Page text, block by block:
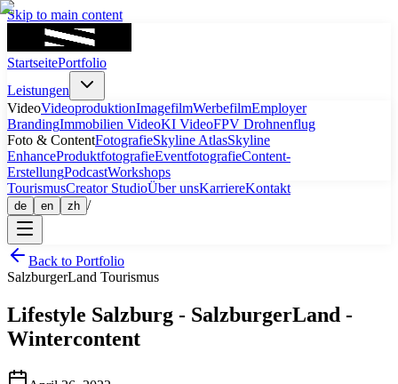
Skip to main content
StartseitePortfolio
Leistungen
VideoVideoproduktionImagefilmWerbefilmEmployer
BrandingImmobilien VideoKI VideoFPV Drohnenflug
Foto & ContentFotografieSkyline AtlasSkyline
EnhanceProduktfotografieEventfotografieContent-
ErstellungPodcastWorkshops
TourismusCreator StudioÜber unsKarriereKontakt
de en zh /
Back to Portfolio
SalzburgerLand Tourismus
Lifestyle Salzburg - SalzburgerLand -
Wintercontent